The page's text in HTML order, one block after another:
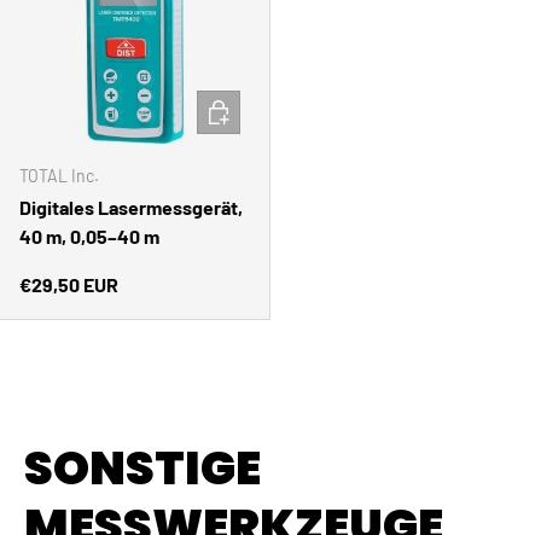
TOTAL Inc.
Digitales Lasermessgerät,
40 m, 0,05–40 m
Normaler Preis
€29,50 EUR
IN DEN WARENKORB
SONSTIGE